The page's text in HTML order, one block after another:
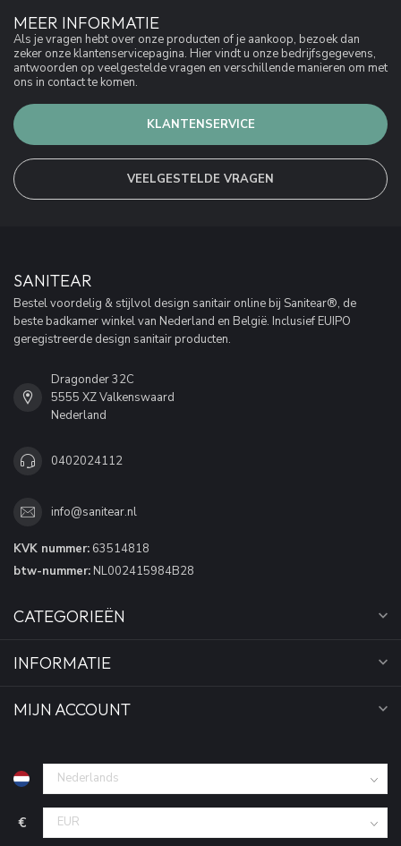
MEER INFORMATIE
Als je vragen hebt over onze producten of je aankoop, bezoek dan
zeker onze klantenservicepagina. Hier vindt u onze bedrijfsgegevens,
antwoorden op veelgestelde vragen en verschillende manieren om met
ons in contact te komen.
KLANTENSERVICE
VEELGESTELDE VRAGEN
SANITEAR
Bestel voordelig & stijlvol design sanitair online bij Sanitear®, de
beste badkamer winkel van Nederland en België. Inclusief EUIPO
geregistreerde design sanitair producten.
Dragonder 32C
5555 XZ Valkenswaard
Nederland
0402024112
info@sanitear.nl
KVK nummer: 63514818
btw-nummer: NL002415984B28
CATEGORIEËN
INFORMATIE
MIJN ACCOUNT
€